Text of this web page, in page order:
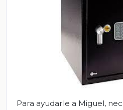
Para ayudarle a Miguel,